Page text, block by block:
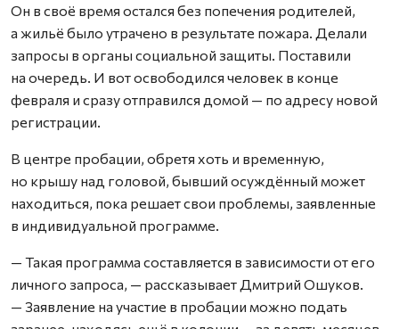
Он в своё время остался без попечения родителей,
а жильё было утрачено в результате пожара. Делали
запросы в органы социальной защиты. Поставили
на очередь. И вот освободился человек в конце
февраля и сразу отправился домой — по адресу новой
регистрации.
В центре пробации, обретя хоть и временную,
но крышу над головой, бывший осуждённый может
находиться, пока решает свои проблемы, заявленные
в индивидуальной программе.
— Такая программа составляется в зависимости от его
личного запроса, — рассказывает Дмитрий Ошуков.
— Заявление на участие в пробации можно подать